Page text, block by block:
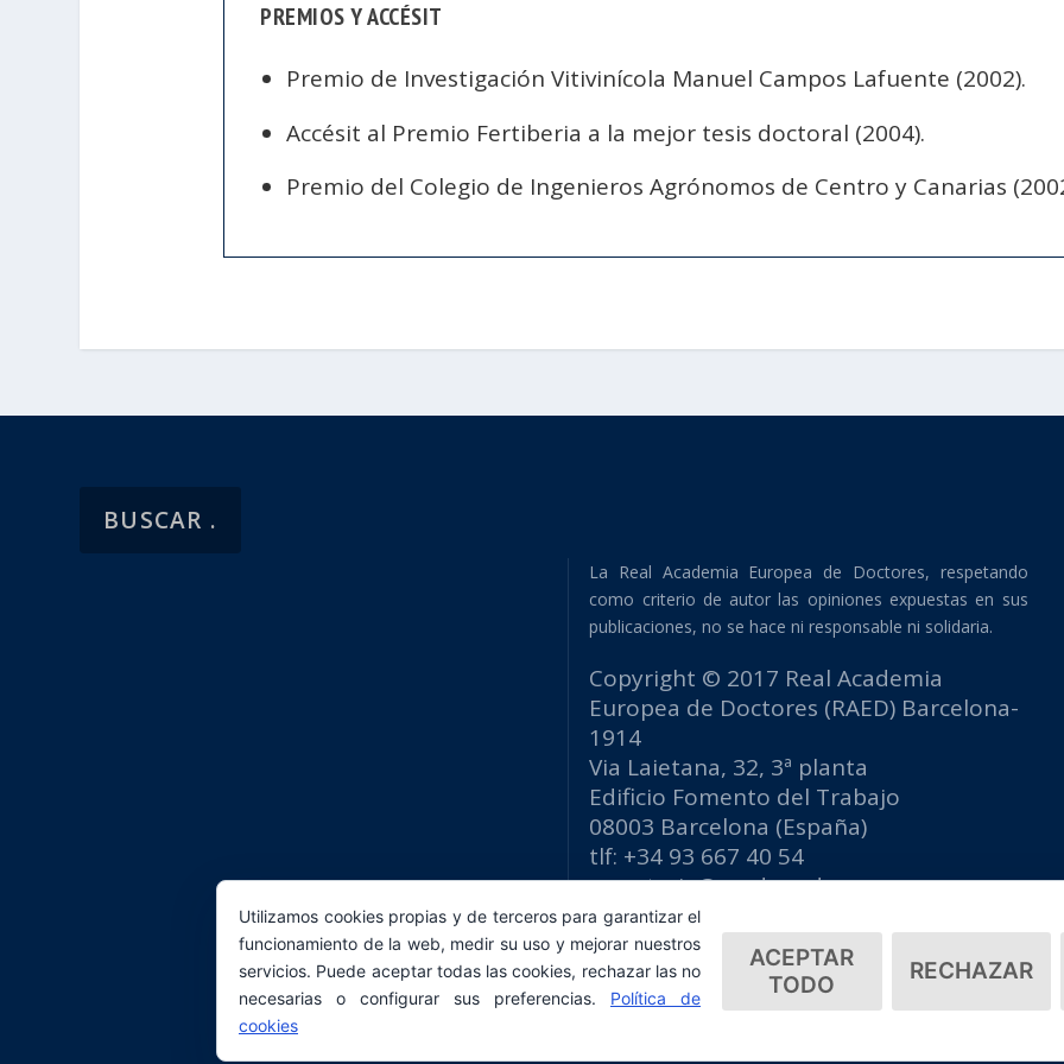
PREMIOS Y ACCÉSIT
Premio de Investigación Vitivinícola Manuel Campos Lafuente (2002).
Accésit al Premio Fertiberia a la mejor tesis doctoral (2004).
Premio del Colegio de Ingenieros Agrónomos de Centro y Canarias
La Real Academia Europea de Doctores, respetando
como criterio de autor las opiniones expuestas en sus
publicaciones, no se hace ni responsable ni solidaria.
Copyright © 2017 Real Academia
Europea de Doctores (RAED) Barcelona-
1914
Via Laietana, 32, 3ª planta
Edificio Fomento del Trabajo
08003 Barcelona (España)
tlf: +34 93 667 40 54
secretaria@raed.academy
Contacto y suscripción Newsletter
Política de privacidad
Utilizamos cookies propias y de terceros para garantizar el
funcionamiento de la web, medir su uso y mejorar nuestros
servicios. Puede aceptar todas las cookies, rechazar las no
necesarias o configurar sus preferencias. Política de
cookies
ACEPTAR
TODO
RECHAZAR